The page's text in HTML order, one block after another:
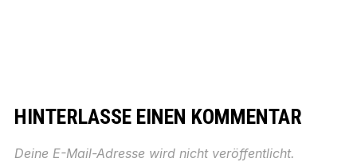
HINTERLASSE EINEN KOMMENTAR
Deine E-Mail-Adresse wird nicht veröffentlicht.